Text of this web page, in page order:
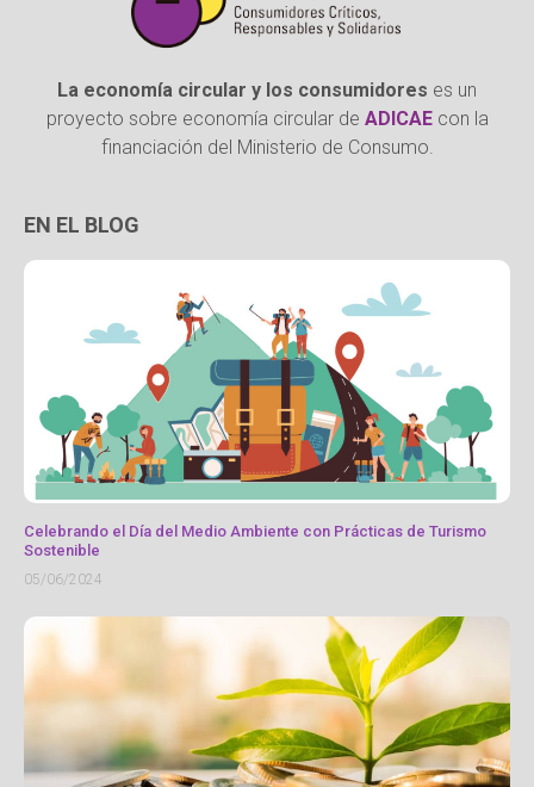
La economía circular y los consumidores es un
proyecto sobre economía circular de ADICAEcon la
financiación del Ministerio de Consumo.
EN EL BLOG
Celebrando el Día del Medio Ambiente con Prácticas de Turismo
Sostenible
05/06/2024